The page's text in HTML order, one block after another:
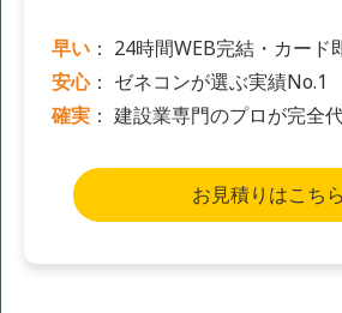
早い： 24時間WEB完結・カード
安心： ゼネコンが選ぶ実績No.1
確実： 建設業専門のプロが完全
お見積りはこちら